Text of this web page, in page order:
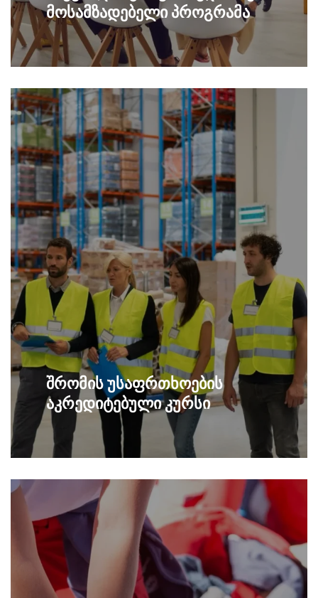
მოსამზადებელი პროგრამა
მოსამზადებელი კურსი სპეციალისტების
გამოცდისთვის, ინტერაქტიული
გაიგე მეტი
შრომის უსაფრთხოების
აკრედიტებული კურსი
მოამზადე შრომის უსაფრთხოების
სპეციალისტი, შეისწავლე რისკების
სახელმწიფო სერტიფიკატი.
გაიგე მეტი